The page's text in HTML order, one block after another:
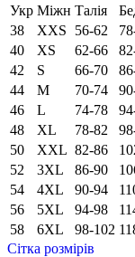
Укр Міжн Талія
38
XXS 56-62
40
XS 62-66
42
S 66-70
44
M 70-74
46
L 74-78
48
XL 78-82
50
XXL 82-86
52
3XL 86-90
54
4XL 90-94
56
5XL 94-98
58
6XL 98-102
Сітка розмірів